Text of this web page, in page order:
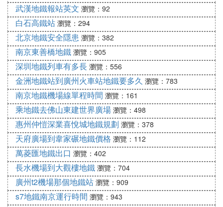
武漢地鐵報站英文 瀏覽：92
白石高鐵站 瀏覽：294
北京地鐵安全隱患 瀏覽：382
南京東善橋地鐵 瀏覽：905
深圳地鐵列車有多長 瀏覽：556
金洲地鐵站到廣州火車站地鐵要多久 瀏覽：783
南京地鐵機場線單程時間 瀏覽：161
乘地鐵去佛山東建世界廣場 瀏覽：498
惠州仲愷深業喜悅城地鐵規劃 瀏覽：378
天府廣場到韋家碾地鐵價格 瀏覽：112
萬菱匯地鐵出口 瀏覽：402
長水機場到大觀樓地鐵 瀏覽：704
廣州t2機場那個地鐵站 瀏覽：909
s7地鐵南京運行時間 瀏覽：943